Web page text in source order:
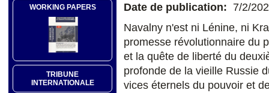
WORKING PAPERS
TRIBUNE
INTERNATIONALE
Date de publication: 7/2/
Navalny n'est ni Lénine, ni
promesse révolutionnaire du
et la quête de liberté du
profonde de la vieille Russie
vices éternels du pouvoir et